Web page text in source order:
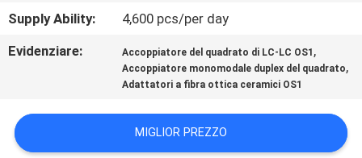
DEL
SITO
Supply Ability:
4,600 pcs/per day
Evidenziare:
Accoppiatore del quadrato di LC-LC OS1 ,
Accoppiatore monomodale duplex del quadrato,
Adattatori a fibra ottica ceramici OS1
MIGLIOR PREZZO